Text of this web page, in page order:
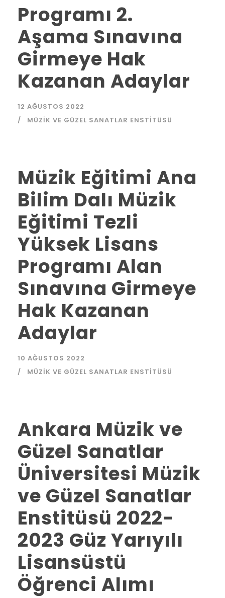
Programı 2.
Aşama Sınavına
Girmeye Hak
Kazanan Adaylar
12 AĞUSTOS 2022
MÜZIK VE GÜZEL SANATLAR ENSTITÜSÜ
Müzik Eğitimi Ana
Bilim Dalı Müzik
Eğitimi Tezli
Yüksek Lisans
Programı Alan
Sınavına Girmeye
Hak Kazanan
Adaylar
10 AĞUSTOS 2022
MÜZIK VE GÜZEL SANATLAR ENSTITÜSÜ
Ankara Müzik ve
Güzel Sanatlar
Üniversitesi Müzik
ve Güzel Sanatlar
Enstitüsü 2022-
2023 Güz Yarıyılı
Lisansüstü
Öğrenci Alımı